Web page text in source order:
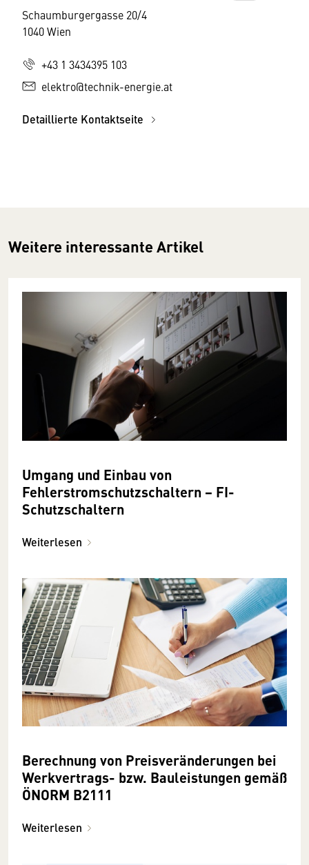
Schaumburgergasse 20/4
1040 Wien
+43 1 3434395 103
elektro@technik-energie.at
Detaillierte Kontaktseite
Weitere interessante Artikel
Umgang und Einbau von
Fehlerstromschutzschaltern − FI-
Schutzschaltern
Weiterlesen
Berechnung von Preisveränderungen bei
Werkvertrags- bzw. Bauleistungen gemäß
ÖNORM B2111
Weiterlesen